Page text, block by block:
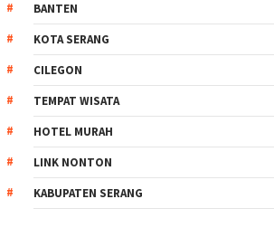
BANTEN
KOTA SERANG
CILEGON
TEMPAT WISATA
HOTEL MURAH
LINK NONTON
KABUPATEN SERANG